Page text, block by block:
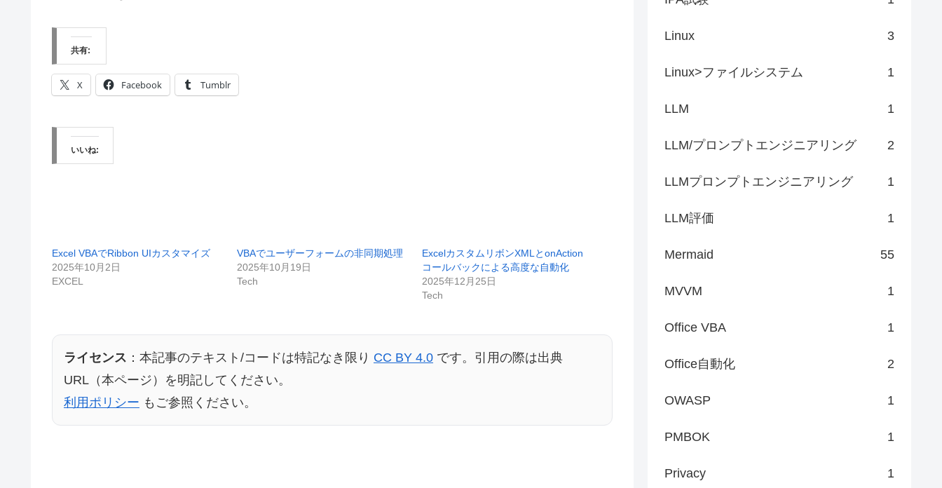
共有:
X Facebook Tumblr
いいね:
Excel VBAでRibbon UIカスタマイズ
2025年10月2日
EXCEL
VBAでユーザーフォームの非同期処理
2025年10月19日
Tech
ExcelカスタムリボンXMLとonAction
コールバックによる高度な自動化
2025年12月25日
Tech
ライセンス ：本記事のテキスト/コードは特記なき限り CC BY 4.0 です。引用の際は出典
URL（本ページ）を明記してください。
利用ポリシー もご参照ください。
Linux 3
Linux>ファイルシステム 1
LLM 1
LLM/プロンプトエンジニアリング 2
LLMプロンプトエンジニアリング 1
LLM評価 1
Mermaid 55
MVVM 1
Office VBA 1
Office自動化 2
OWASP 1
PMBOK 1
Privacy 1